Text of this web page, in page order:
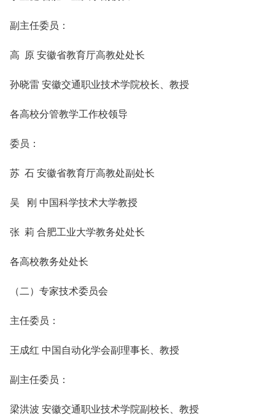
副主任委员：
高 原 安徽省教育厅高教处处长
孙晓雷 安徽交通职业技术学院校长、教授
各高校分管教学工作校领导
委员：
苏 石 安徽省教育厅高教处副处长
吴 刚 中国科学技术大学教授
张 莉 合肥工业大学教务处处长
各高校教务处处长
（二）专家技术委员会
主任委员：
王成红 中国自动化学会副理事长、教授
副主任委员：
梁洪波 安徽交通职业技术学院副校长、教授